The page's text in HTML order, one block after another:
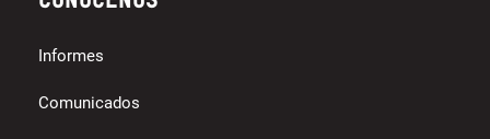
Informes
Comunicados